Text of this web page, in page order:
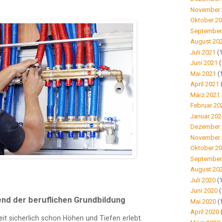
der beruflichen Grundbildung
sicherlich schon Höhen und Tiefen erlebt.
November
Oktober
August
Juli 2021
Juni 2021
Mai 2021
April 2021
März 2021
Februar
Januar
Dezember
November
Oktober
August
Juli 2020
Juni 2020
Mai 2020
April 2020